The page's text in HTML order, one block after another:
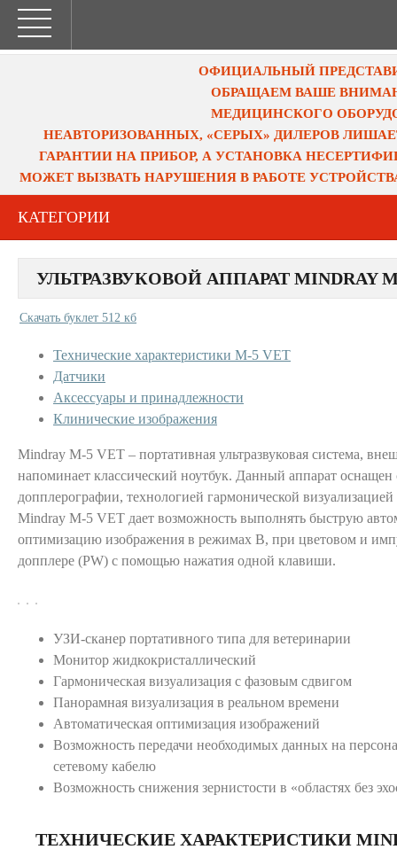
ОФИЦИАЛЬНЫЙ
ОБРАЩАЕМ ВАШЕ
МЕДИЦИНСКОГО
НЕАВТОРИЗОВАННЫХ, «СЕРЫХ» ДИЛЕРОВ
ГАРАНТИИ НА ПРИБОР, А УСТАНОВКА
МОЖЕТ ВЫЗВАТЬ НАРУШЕНИЯ В РАБОТЕ
КАТЕГОРИИ
УЛЬТРАЗВУКОВОЙ АППАРАТ MINDRAY
Скачать буклет 512 кб
Технические характеристики M-5 VET
Датчики
Аксессуары и принадлежности
Клинические изображения
Mindray М-5 VET – портативная ультразвуковая система,
напоминает классический ноутбук. Данный аппарат оснащен
допплерографии, технологией гармонической
Mindray М-5 VET дает возможность выполнять быструю
оптимизацию изображения в режимах В, при цветовом и
допплере (PW) с помощью нажатия одной клавиши.
УЗИ-сканер портативного типа для ветеринарии
Монитор жидкокристаллический
Гармоническая визуализация с фазовым сдвигом
Панорамная визуализация в реальном времени
Автоматическая оптимизация изображений
Возможность передачи необходимых данных на
сетевому кабелю
Возможность снижения зернистости в «областях без
ТЕХНИЧЕСКИЕ ХАРАКТЕРИСТИКИ